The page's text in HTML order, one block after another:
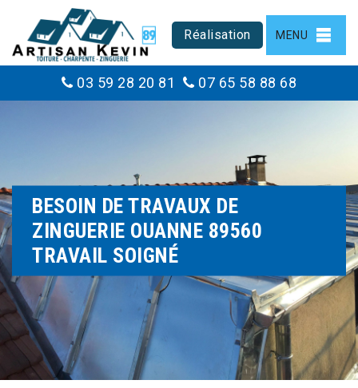
Réalisation MENU
03 59 28 20 81 07 65 58 88 68
BESOIN DE TRAVAUX DE
ZINGUERIE OUANNE 89560
TRAVAIL SOIGNÉ